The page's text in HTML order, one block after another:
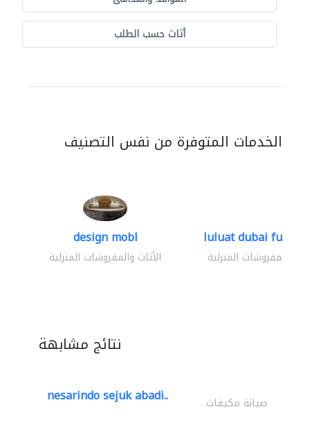
أثاث حسب الطلب
الخدمات المتوفرة من نفس التصنيف
design mobl
الأثاث والمفروشات المنزلية
luluat dubai
والمفروشات المنزلية
نتائج مشابهة
nesarindo sejuk abadi.. صيانة مكيفات